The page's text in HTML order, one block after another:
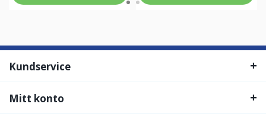
Kundservice
Mitt konto